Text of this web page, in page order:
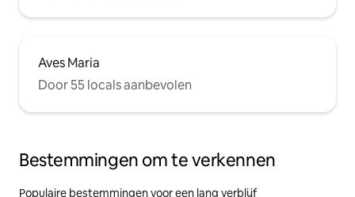
Aves Maria
Door 55 locals aanbevolen
Bestemmingen om te verkennen
Populaire bestemmingen voor een lang verblijf